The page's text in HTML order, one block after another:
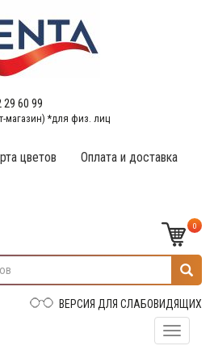
29 60 99
магазин) *для физ. лиц
Оплата и доставка
цветов
0
ВЕРСИЯ ДЛЯ СЛАБОВИДЯЩИХ